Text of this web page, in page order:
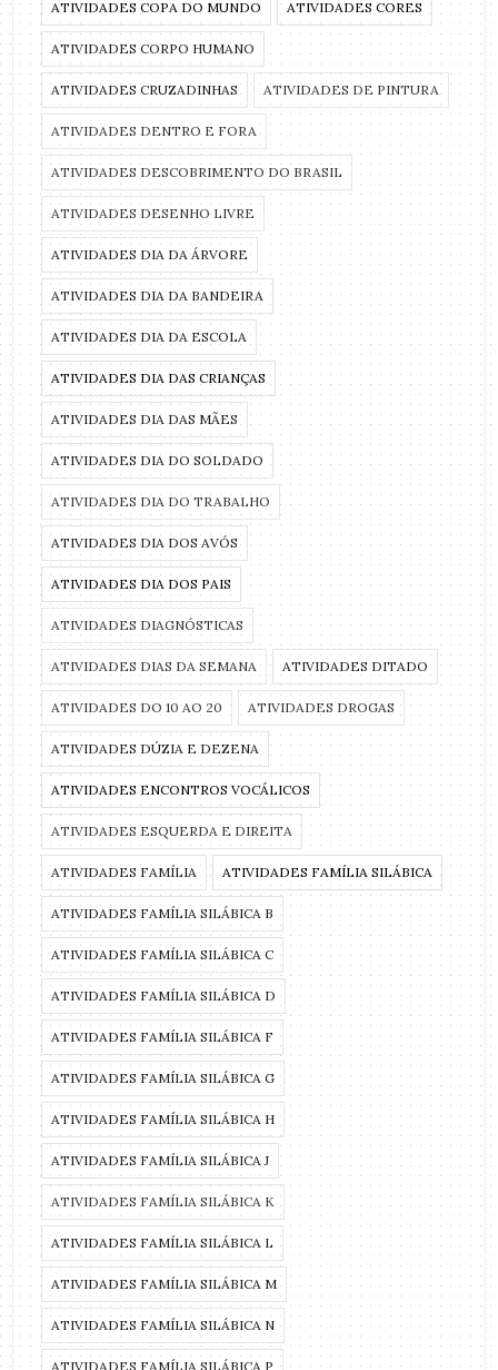
ATIVIDADES COPA DO MUNDO ATIVIDADES CORES
ATIVIDADES CORPO HUMANO
ATIVIDADES CRUZADINHAS ATIVIDADES DE PINTURA
ATIVIDADES DENTRO E FORA
ATIVIDADES DESCOBRIMENTO DO BRASIL
ATIVIDADES DESENHO LIVRE
ATIVIDADES DIA DA ÁRVORE
ATIVIDADES DIA DA BANDEIRA
ATIVIDADES DIA DA ESCOLA
ATIVIDADES DIA DAS CRIANÇAS
ATIVIDADES DIA DAS MÃES
ATIVIDADES DIA DO SOLDADO
ATIVIDADES DIA DO TRABALHO
ATIVIDADES DIA DOS AVÓS
ATIVIDADES DIA DOS PAIS
ATIVIDADES DIAGNÓSTICAS
ATIVIDADES DIAS DA SEMANA ATIVIDADES DITADO
ATIVIDADES DO 10 AO 20 ATIVIDADES DROGAS
ATIVIDADES DÚZIA E DEZENA
ATIVIDADES ENCONTROS VOCÁLICOS
ATIVIDADES ESQUERDA E DIREITA
ATIVIDADES FAMÍLIA ATIVIDADES FAMÍLIA SILÁBICA
ATIVIDADES FAMÍLIA SILÁBICA B
ATIVIDADES FAMÍLIA SILÁBICA C
ATIVIDADES FAMÍLIA SILÁBICA D
ATIVIDADES FAMÍLIA SILÁBICA F
ATIVIDADES FAMÍLIA SILÁBICA G
ATIVIDADES FAMÍLIA SILÁBICA H
ATIVIDADES FAMÍLIA SILÁBICA J
ATIVIDADES FAMÍLIA SILÁBICA K
ATIVIDADES FAMÍLIA SILÁBICA L
ATIVIDADES FAMÍLIA SILÁBICA M
ATIVIDADES FAMÍLIA SILÁBICA N
ATIVIDADES FAMÍLIA SILÁBICA P